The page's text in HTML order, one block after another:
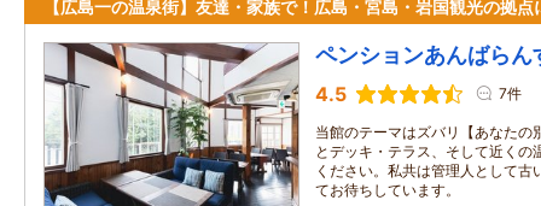
【広島一の温泉街】友達・家族で！広島・宮島・岩国観光の拠点
ペンションあんばらん
4.5 7件
当館のテーマはズバリ【あなた
とデッキ・テラス、そして近くの
ください。私共は管理人として古
てお待ちしています。